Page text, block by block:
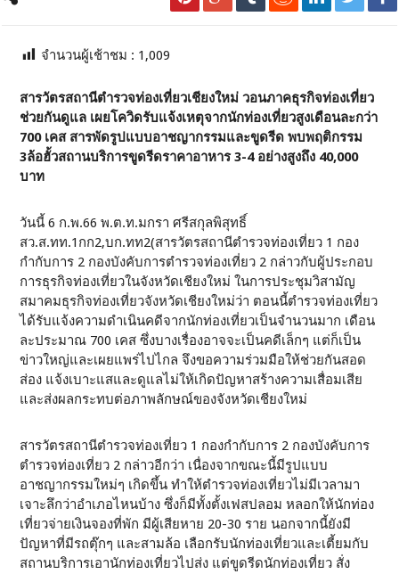
จำนวนผู้เช้าชม : 1,009
สารวัตรสถานีตำรวจท่องเที่ยวเชียงใหม่ วอนภาคธุรกิจท่องเที่ยว
ช่วยกันดูแล เผยโควิดรับแจ้งเหตุจากนักท่องเที่ยวสูงเดือนละกว่า
700 เคส สารพัดรูปแบบอาชญากรรมและขูดรีด พบพฤติกรรม
3ล้อฮั้วสถานบริการขูดรีดราคาอาหาร 3-4 อย่างสูงถึง 40,000
บาท
วันนี้ 6 ก.พ.66 พ.ต.ท.มกรา ศรีสกุลพิสุทธิ์
สว.ส.ทท.1กก2,บก.ทท2(สารวัตรสถานีตำรวจท่องเที่ยว 1 กอง
กำกับการ 2 กองบังคับการตำรวจท่องเที่ยว 2 กล่าวกับผู้ประกอบ
การธุรกิจท่องเที่ยวในจังหวัดเชียงใหม่ ในการประชุมวิสามัญ
สมาคมธุรกิจท่องเที่ยวจังหวัดเชียงใหม่ว่า ตอนนี้ตำรวจท่องเที่ยว
ได้รับแจ้งความดำเนินคดีจากนักท่องเที่ยวเป็นจำนวนมาก เดือน
ละประมาณ 700 เคส ซึ่งบางเรื่องอาจจะเป็นคดีเล็กๆ แต่ก็เป็น
ข่าวใหญ่และเผยแพร่ไปไกล จึงขอความร่วมมือให้ช่วยกันสอด
ส่อง แจ้งเบาะแสและดูแลไม่ให้เกิดปัญหาสร้างความเสื่อมเสีย
และส่งผลกระทบต่อภาพลักษณ์ของจังหวัดเชียงใหม่
สารวัตรสถานีตำรวจท่องเที่ยว 1 กองกำกับการ 2 กองบังคับการ
ตำรวจท่องเที่ยว 2 กล่าวอีกว่า เนื่องจากขณะนี้มีรูปแบบ
อาชญากรรมใหม่ๆ เกิดขึ้น ทำให้ตำรวจท่องเที่ยวไม่มีเวลามา
เจาะลึกว่าอำเภอไหนบ้าง ซึ่งก็มีทั้งตั้งเฟสปลอม หลอกให้นักท่อง
เที่ยวจ่ายเงินจองที่พัก มีผู้เสียหาย 20-30 ราย นอกจากนี้ยังมี
ปัญหาที่มีรถตุ๊กๆ และสามล้อ เลือกรับนักท่องเที่ยวและเตี้ยมกับ
สถานบริการเอานักท่องเที่ยวไปส่ง แต่ขูดรีดนักท่องเที่ยว สั่ง